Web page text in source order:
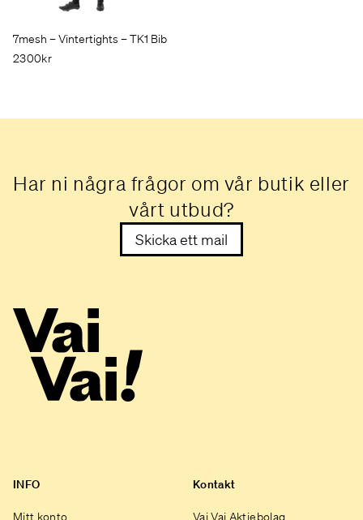
7mesh – Vintertights – TK1 Bib
2300kr
Har ni några frågor om vår butik eller
vårt utbud?
Skicka ett mail
INFO
Mitt konto
Kontakt
Vai Vai Aktiebolag